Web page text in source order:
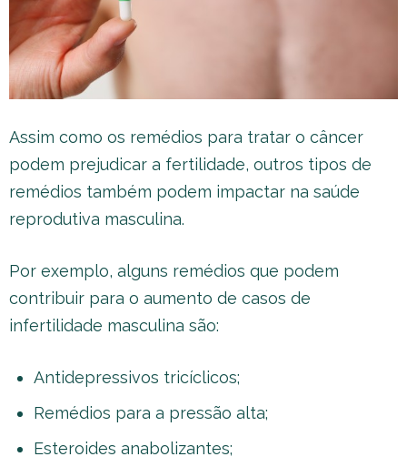
Assim como os remédios para tratar o câncer
podem prejudicar a fertilidade, outros tipos de
remédios também podem impactar na saúde
reprodutiva masculina.
Por exemplo, alguns remédios que podem
contribuir para o aumento de casos de
infertilidade masculina são:
Antidepressivos tricíclicos;
Remédios para a pressão alta;
Esteroides anabolizantes;